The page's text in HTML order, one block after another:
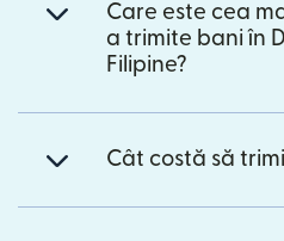
Care este cea
a trimite bani în
Filipine?
Cât costă să